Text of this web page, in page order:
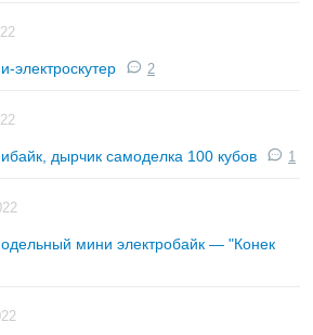
электроскутер 2
дырчик самоделка 100 кубов 1
мини электробайк — "Конек